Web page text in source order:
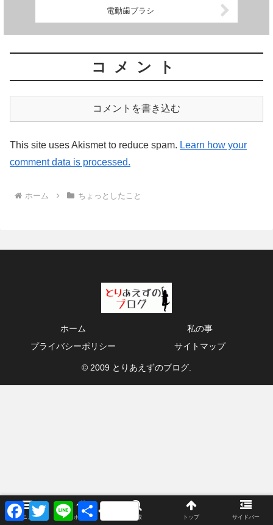
電動歯ブラシ
コメント
コメントを書き込む
This site uses Akismet to reduce spam. Learn how your
comment data is processed.
ホーム ちょっとしたこと
ホーム
私の事
プライバシーポリシー
サイトマップ
© 2009 とりあえずのブログ.
メニュー ホーム 検索 トップ サイドバー
F
a
T
L
i
共
有